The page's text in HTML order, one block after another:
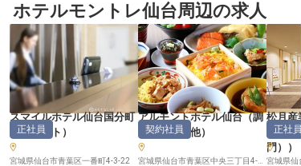
ッフを募集しています。 チェック
イン・チェックアウトの手続きか
ら、観光案内、電話応対まで、お客
様が快適に過ごせるよう心を込めた
おもてなしをお願いします。 お客
様の「ありがとう」が直接聞ける、
やりがいのあるお仕事です。 未経
験の方も安心してスタートできるよ
う、先輩スタッフが丁寧にサポート
いたします。 お客様の笑顔のため
に、あなたの温かい心と笑顔を活か
してください。 ーー【安心して長
く働ける環境と成長】 学歴不問、
未経験の方も大歓迎です。 ホテル
業界での経験がない方も、充実した
研修制度と資格取得支援制度で着実
にスキルアップできる環境をご用意
高い評価を得ている「鳴子やすらぎ
荘」。内風呂に露天風呂、ご家族な
どでゆっくり寛げる貸切風呂が揃
い、何度も訪れたくなる温泉宿とし
て人気です。※この求人は2023年8
月2日時点の情報です
い、心温
い思い出
たちの
と丁寧な
たい」と
最高のお
ていきましょう
環境で成
契約社員
験や実
のチャン
環境で長
ップを目
ホテルモントレ仙台周辺の求人
スマイルホテル仙台国分町
（フロント ）
正社員
宮城県仙台市青葉区一番町4-3-22
アルモントホテル仙台（調
理部門その他）
契約社員
松月産
ジャ
門）
）
正社員
宮城県仙